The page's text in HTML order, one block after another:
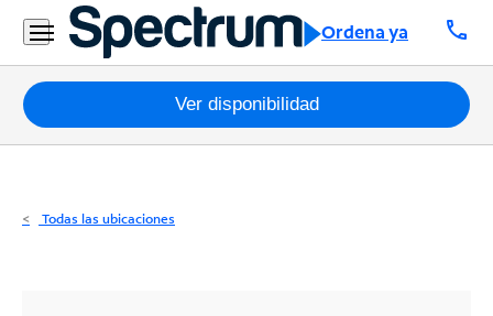
Ordena ya call
Residencial
Business
Paquetes
Internet
Ver disponibilidad
Todas las ubicaciones